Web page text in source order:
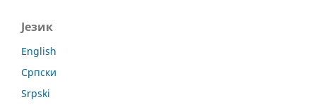
Језик
English
Српски
Srpski